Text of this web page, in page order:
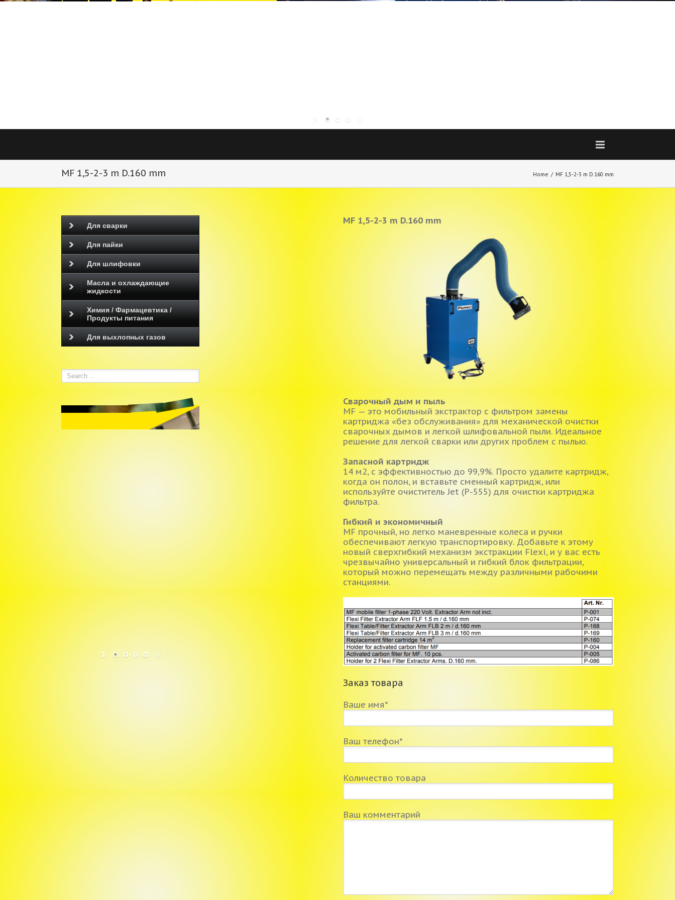
MF 1,5-2-3 m D.160 mm Home MF 1,5-2-3 m D.160 mm
MF 1,5-2-3 m D.160 mm
Сварочный дым и пыль
MF — это мобильный экстрактор с фильтром замены
картриджа «без обслуживания» для механической очистки
сварочных дымов и легкой шлифовальной пыли. Идеальное
решение для легкой сварки или других проблем с пылью.
Запасной картридж
14 м2, с эффективностью до 99,9%. Просто удалите картридж,
когда он полон, и вставьте сменный картридж, или
используйте очиститель Jet (P-555) для очистки картриджа
фильтра.
Гибкий и экономичный
MF прочный, но легко маневренные колеса и ручки
обеспечивают легкую транспортировку. Добавьте к этому
новый сверхгибкий механизм экстракции Flexi, и у вас есть
чрезвычайно универсальный и гибкий блок фильтрации,
который можно перемещать между различными рабочими
станциями.
Заказ товара
Ваше имя*
Ваш телефон*
Количество товара
Ваш комментарий
Для сварки
Для пайки
Для шлифовки
Масла и охлаждающие
жидкости
Химия / Фармацевтика /
Продукты питания
Для выхлопных газов